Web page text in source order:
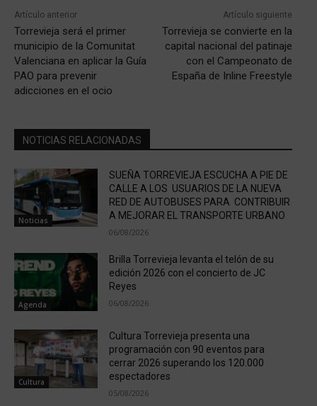
Artículo anterior
Torrevieja será el primer
municipio de la Comunitat
Valenciana en aplicar la Guía
PAO para prevenir
adicciones en el ocio
Artículo siguiente
Torrevieja se convierte en la
capital nacional del patinaje
con el Campeonato de
España de Inline Freestyle
NOTICIAS RELACIONADAS
Noticias
SUEÑA TORREVIEJA ESCUCHA A PIE DE
CALLE A LOS USUARIOS DE LA NUEVA
RED DE AUTOBUSES PARA CONTRIBUIR
A MEJORAR EL TRANSPORTE URBANO
06/08/2026
Agenda
Brilla Torrevieja levanta el telón de su
edición 2026 con el concierto de JC
Reyes
06/08/2026
Cultura
Cultura Torrevieja presenta una
programación con 90 eventos para
cerrar 2026 superando los 120.000
espectadores
05/08/2026